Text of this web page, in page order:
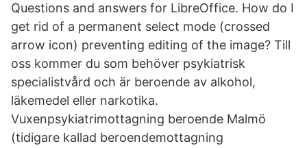
Questions and answers for LibreOffice. How do I
get rid of a permanent select mode (crossed
arrow icon) preventing editing of the image? Till
oss kommer du som behöver psykiatrisk
specialistvård och är beroende av alkohol,
läkemedel eller narkotika.
Vuxenpsykiatrimottagning beroende Malmö
(tidigare kallad beroendemottagning